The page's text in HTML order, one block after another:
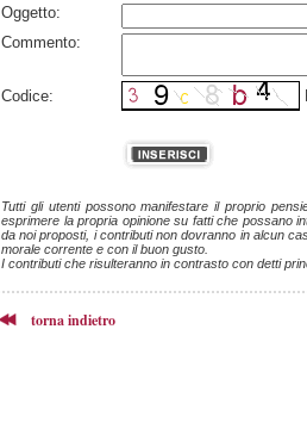
Oggetto:
Commento:
Codice:
Tutti gli utenti possono manifestare il proprio
esprimere la propria opinione su fatti che possano
da noi proposti, i contributi non dovranno in alcun
morale corrente e con il buon gusto.
I contributi che risulteranno in contrasto con detti
torna indietro